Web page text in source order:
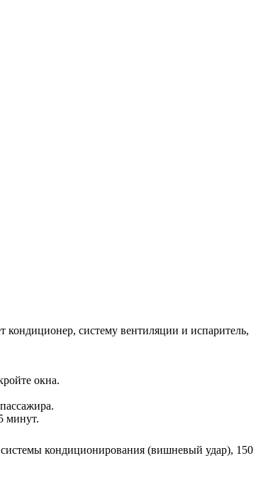
кондиционер, систему вентиляции и испаритель,
окна.
минут.
кондиционирования (вишневый удар), 150